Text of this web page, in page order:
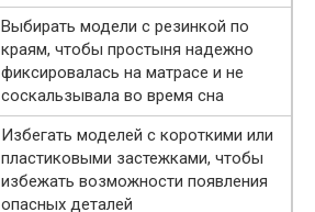
Выбирать модели с резинкой по
краям, чтобы простыня надежно
фиксировалась на матрасе и не
соскальзывала во время сна
Избегать моделей с короткими или
пластиковыми застежками, чтобы
избежать возможности появления
опасных деталей